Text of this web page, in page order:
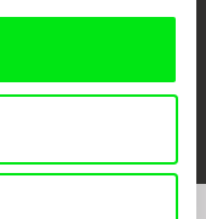
Visions du Réel